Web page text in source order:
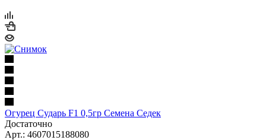
Огурец Сударь F1 0,5гр Семена Седек
Достаточно
Арт.: 4607015188080